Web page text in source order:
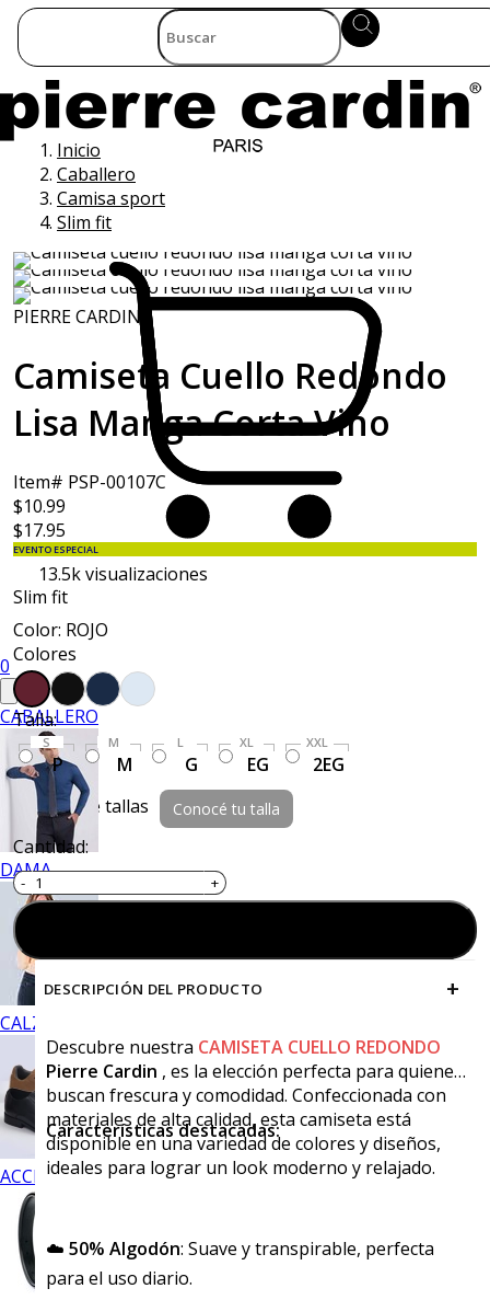
0
CABALLERO
DAMA
CALZADO
ACCESORIOS
Inicio
Caballero
Camisa sport
Slim fit
PIERRE CARDIN
Camiseta Cuello Redondo
Lisa Manga Corta Vino
Item# PSP-00107C
$10.99
$17.95
EVENTO ESPECIAL
13.5kvisualizaciones
Slim fit
Color: ROJO
Colores
Talla:
S
P
M
M
L
G
XL
EG
XXL
2EG
Guía de tallas
Conocé tu talla
Cantidad:
DESCRIPCIÓN DEL PRODUCTO +
Descubre nuestra CAMISETA CUELLO REDONDO
Pierre Cardin , es la elección perfecta para quienes
buscan frescura y comodidad. Confeccionada con
materiales de alta calidad, esta camiseta está
disponible en una variedad de colores y diseños,
ideales para lograr un look moderno y relajado.
Características destacadas:
☁️ 50% Algodón: Suave y transpirable, perfecta
para el uso diario.